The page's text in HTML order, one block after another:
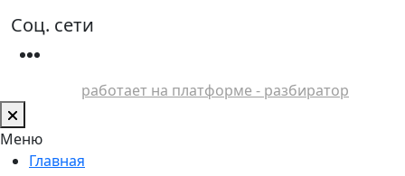
Соц. сети
работает на платформе - разбиратор
Меню
Главная